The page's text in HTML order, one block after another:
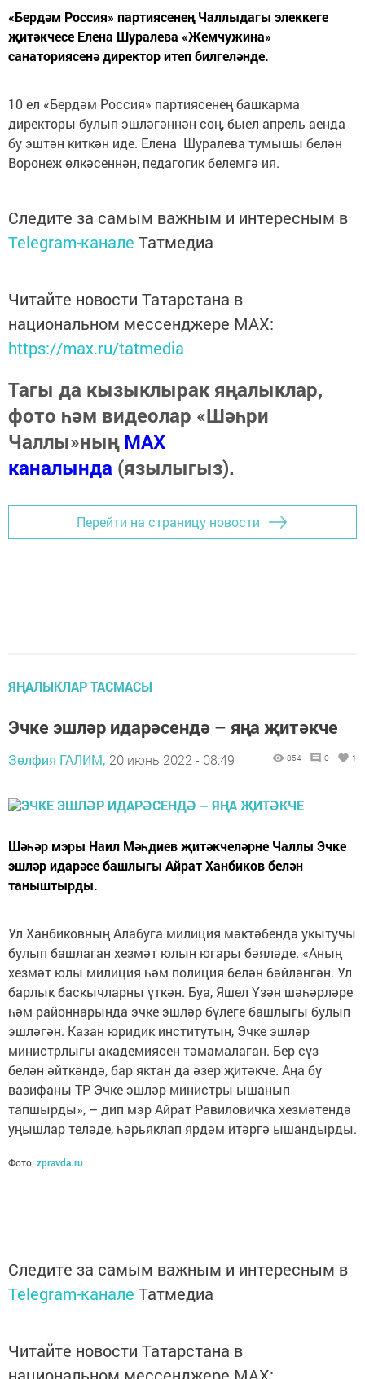
«Бердәм Россия» партиясенең Чаллыдагы элеккеге
җитәкчесе Елена Шуралева «Жемчужина»
санаториясенә директор итеп билгеләнде.
10 ел «Бердәм Россия» партиясенең башкарма
директоры булып эшләгәннән соң, быел апрель аенда
бу эштән киткән иде. Елена Шуралева тумышы белән
Воронеж өлкәсеннән, педагогик белемгә ия.
Следите за самым важным и интересным в
Telegram-канале Татмедиа
Читайте новости Татарстана в
национальном мессенджере MАХ:
https://max.ru/tatmedia
Тагы да кызыклырак яңалыклар,
фото һәм видеолар «Шәһри
Чаллы»ныңMAX
каналында (язылыгыз).
Перейти на страницу новости
ЯҢАЛЫКЛАР ТАСМАСЫ
Эчке эшләр идарәсендә – яңа җитәкче
Зөлфия ГАЛИМ, 20 июнь 2022 - 08:49 854 0 1
Шәһәр мэры Наил Мәһдиев җитәкчеләрне Чаллы Эчке
эшләр идарәсе башлыгы Айрат Ханбиков белән
таныштырды.
Ул Ханбиковның Алабуга милиция мәктәбендә укытучы
булып башлаган хезмәт юлын югары бәяләде. «Аның
хезмәт юлы милиция һәм полиция белән бәйләнгән. Ул
барлык баскычларны үткән. Буа, Яшел Үзән шәһәрләре
һәм районнарында эчке эшләр бүлеге башлыгы булып
эшләгән. Казан юридик институтын, Эчке эшләр
министрлыгы академиясен тәмамалаган. Бер сүз
белән әйткәндә, бар яктан да әзер җитәкче. Аңа бу
вазифаны ТР Эчке эшләр министры ышанып
тапшырды», – дип мэр Айрат Равиловичка хезмәтендә
уңышлар теләде, һәрьяклап ярдәм итәргә ышандырды.
Фото: zpravda.ru
Следите за самым важным и интересным в
Telegram-канале Татмедиа
Читайте новости Татарстана в